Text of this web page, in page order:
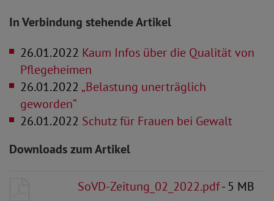
In Verbindung stehende Artikel
26.01.2022 Kaum Infos über die Qualität von
Pflegeheimen
26.01.2022 „Belastung unerträglich
geworden“
26.01.2022 Schutz für Frauen bei Gewalt
Downloads zum Artikel
SoVD-Zeitung_02_2022.pdf- 5 MB